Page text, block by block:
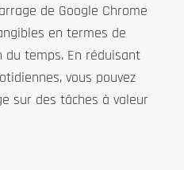
de Google Chrome
en termes de
temps. En réduisant
vous pouvez
sur des tâches à valeur